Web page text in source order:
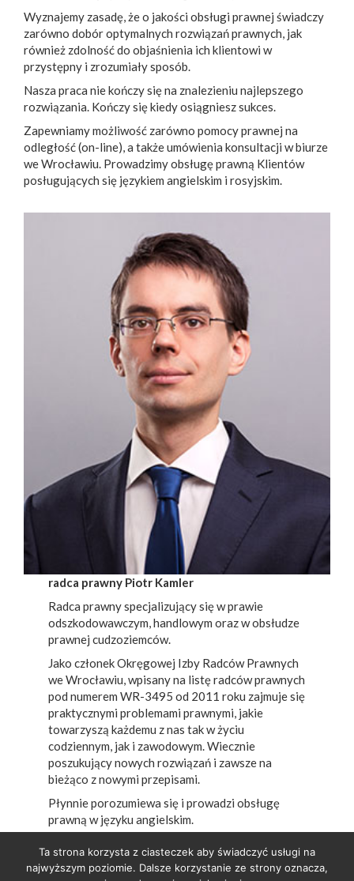
Wyznajemy zasadę, że o jakości obsługi prawnej świadczy
zarówno dobór optymalnych rozwiązań prawnych, jak
również zdolność do objaśnienia ich klientowi w
przystępny i zrozumiały sposób.
Nasza praca nie kończy się na znalezieniu najlepszego
rozwiązania. Kończy się kiedy osiągniesz sukces.
Zapewniamy możliwość zarówno pomocy prawnej na
odległość (on-line), a także umówienia konsultacji w biurze
we Wrocławiu. Prowadzimy obsługę prawną Klientów
posługujących się językiem angielskim i rosyjskim.
radca prawny Piotr Kamler
Radca prawny specjalizujący się w prawie
odszkodowawczym, handlowym oraz w obsłudze
prawnej cudzoziemców.
Jako członek Okręgowej Izby Radców Prawnych
we Wrocławiu, wpisany na listę radców prawnych
pod numerem WR-3495 od 2011 roku zajmuje się
praktycznymi problemami prawnymi, jakie
towarzyszą każdemu z nas tak w życiu
codziennym, jak i zawodowym. Wiecznie
poszukujący nowych rozwiązań i zawsze na
bieżąco z nowymi przepisami.
Płynnie porozumiewa się i prowadzi obsługę
prawną w języku angielskim.
Ta strona korzysta z ciasteczek aby świadczyć usługi na
najwyższym poziomie. Dalsze korzystanie ze strony oznacza,